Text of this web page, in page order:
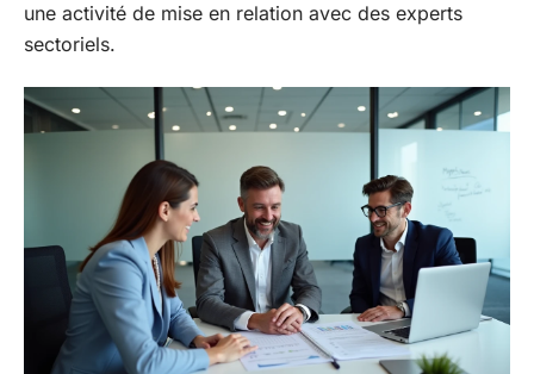
une activité de mise en relation avec des experts
sectoriels.